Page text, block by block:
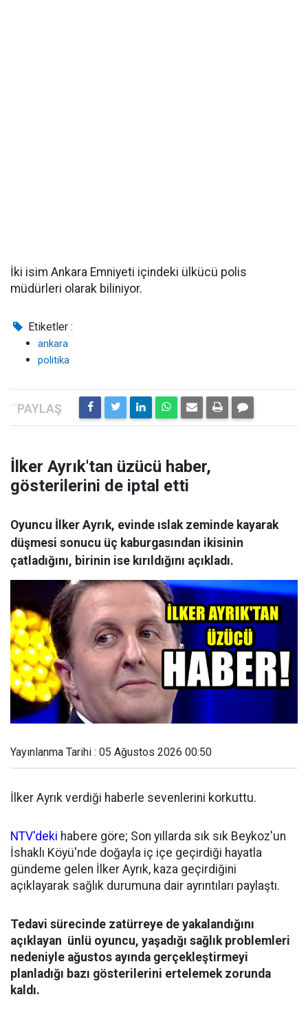
İki isim Ankara Emniyeti içindeki ülkücü polis
müdürleri olarak biliniyor.
Etiketler :
ankara
politika
İlker Ayrık'tan üzücü haber,
gösterilerini de iptal etti
Oyuncu İlker Ayrık, evinde ıslak zeminde kayarak
düşmesi sonucu üç kaburgasından ikisinin
çatladığını, birinin ise kırıldığını açıkladı.
Yayınlanma Tarihi : 05 Ağustos 2026 00:50
İlker Ayrık verdiği haberle sevenlerini korkuttu.
NTV'deki habere göre; Son yıllarda sık sık Beykoz'un
İshaklı Köyü'nde doğayla iç içe geçirdiği hayatla
gündeme gelen İlker Ayrık, kaza geçirdiğini
açıklayarak sağlık durumuna dair ayrıntıları paylaştı.
Tedavi sürecinde zatürreye de yakalandığını
açıklayan ünlü oyuncu, yaşadığı sağlık problemleri
nedeniyle ağustos ayında gerçekleştirmeyi
planladığı bazı gösterilerini ertelemek zorunda
kaldı.